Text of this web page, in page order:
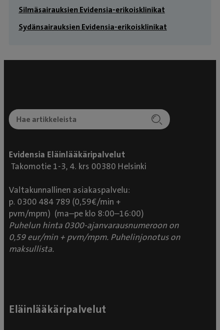
Silmäsairauksien Evidensia-erikoisklinikat
Sydänsairauksien Evidensia-erikoisklinikat
Evidensia Eläinlääkäripalvelut
Takomotie 1-3, 4. krs 00380 Helsinki
Valtakunnallinen asiakaspalvelu:
p. 0300 484 789 (0,59€/min +
pvm/mpm) (ma–pe klo 8:00–16:00)
Puhelun hinta 0300-ajanvarausnumeroon on
0,59 eur/min + pvm/mpm. Puhelinjonotus on
maksullista.
Eläinlääkäripalvelut